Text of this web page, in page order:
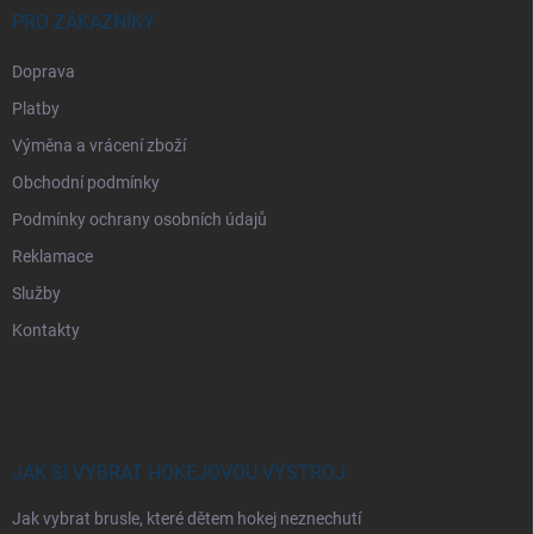
PRO ZÁKAZNÍKY
Doprava
Platby
Výměna a vrácení zboží
Obchodní podmínky
Podmínky ochrany osobních údajů
Reklamace
Služby
Kontakty
JAK SI VYBRAT HOKEJOVOU VÝSTROJ
Jak vybrat brusle, které dětem hokej neznechutí